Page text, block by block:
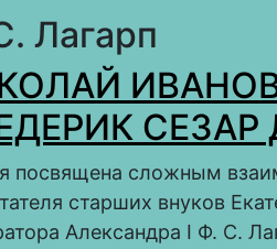
Лагарп
СЕЗАР
посвящена сложным
старших внуков
Александра I Ф. С.